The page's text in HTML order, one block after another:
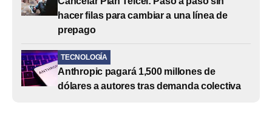
hacer filas para cambiar a una línea de
prepago
TECNOLOGÍA
Anthropic pagará 1,500 millones de
dólares a autores tras demanda colectiva